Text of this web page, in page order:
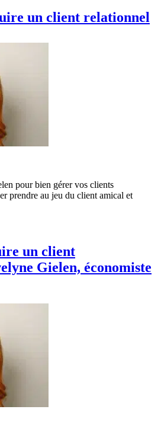
un client relationnel
pour bien gérer vos clients
prendre au jeu du client amical et
un client
Gielen, économiste